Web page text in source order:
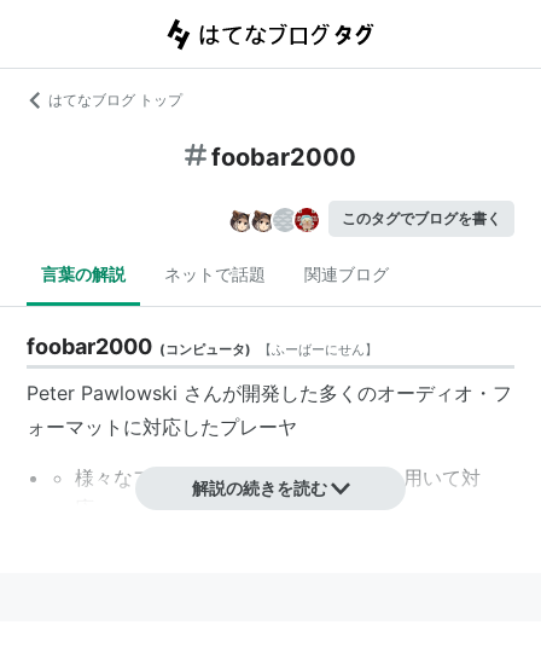
はてなブログ トップ
foobar2000
このタグでブログを書く
言葉の解説 ネットで話題 関連ブログ
foobar2000 (コンピュータ) 【ふーばーにせん】
Peter Pawlowski さんが開発した多くのオーディオ・フ
ォーマットに対応したプレーヤ
様々なファイルタイプにプラグインを用いて対
解説の続きを読む